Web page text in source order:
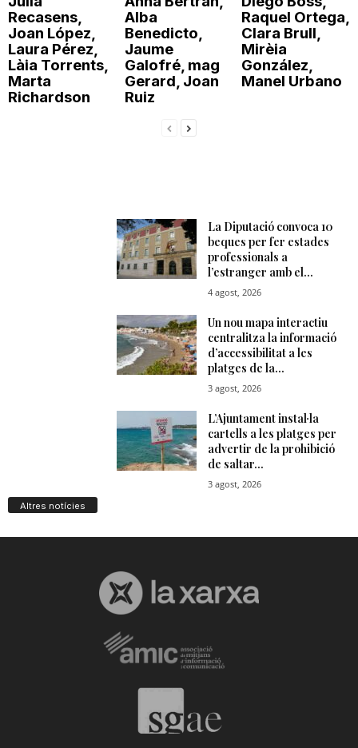
Recasens,
Joan López,
Laura Pérez,
Làia Torrents,
Marta
Richardson
Alba
Benedicto,
Jaume
Galofré, mag
Gerard, Joan
Ruiz
Raquel Ortega,
Clara Brull,
Mirèia
González,
Manel Urbano
Altres notícies